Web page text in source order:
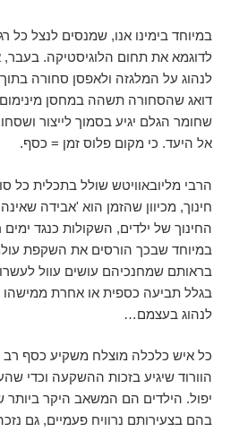
במיוחד בימינו אנו, שמנסים לנצל כל
לדוגמא את תחום הלוגיסטיקה. בעבר,
לנהוג על המלגזה ולאפסן סחורה
דואג שהסחורה תשהה במחסן
שחומר הגלם יגיע בסמוך לייצור
אל היעד. כי מקום פלוס זמן = כסף.
הרבי מליובאוויטש שולל בתכלית כל
חינוך, מכיוון שהזמן הוא 'אבידה
החינוך של ילדים, השקולות כנגד
במיוחד שבכך הורסים את השקפת
בראותם שמחנכיהם עושים עוול
בגלל תביעה כספית או אחרת ממישהו
לנהוג בעצמם…
כל איש כלכלה מוצלח משקיע כסף
הוורוד שיגיע בזכות ההשקעה וכדי
יפול. הילדים הם המשאב היקר ביותר
בהם בצעירותם נרוויח פעמיים, גם